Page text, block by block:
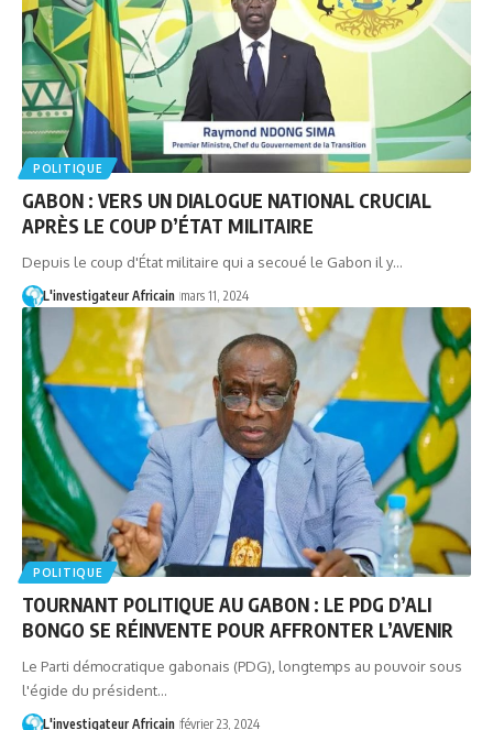
POLITIQUE
GABON : VERS UN DIALOGUE NATIONAL CRUCIAL
APRÈS LE COUP D’ÉTAT MILITAIRE
Depuis le coup d'État militaire qui a secoué le Gabon il y…
L'investigateur Africain mars 11, 2024
POLITIQUE
TOURNANT POLITIQUE AU GABON : LE PDG D’ALI
BONGO SE RÉINVENTE POUR AFFRONTER L’AVENIR
Le Parti démocratique gabonais (PDG), longtemps au pouvoir sous
l'égide du président…
L'investigateur Africain février 23, 2024